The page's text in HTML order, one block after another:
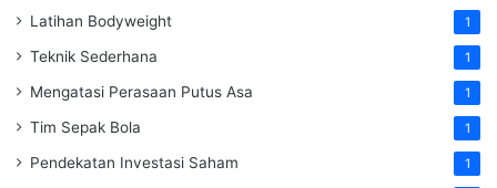
Latihan Bodyweight 1
Teknik Sederhana 1
Mengatasi Perasaan Putus Asa 1
Tim Sepak Bola 1
Pendekatan Investasi Saham 1